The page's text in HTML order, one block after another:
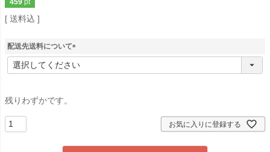
送料込
配送先送料について
(
必
残りわずかです。
お気に入りに登録する